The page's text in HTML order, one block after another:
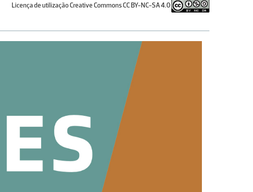
Licença de utilização Creative Commons CC BY-NC-SA 4.0